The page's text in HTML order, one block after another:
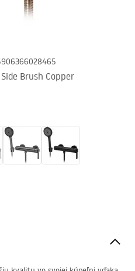
Brush Copper